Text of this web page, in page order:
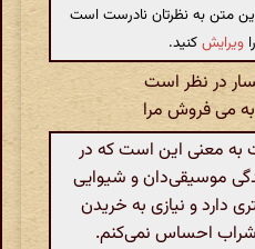
این متن به نظرتان نادرست است
ویرایشکنید.
در نظر است
می فروش مرا
معنی این است که در
موسیقی‌دان و شیوایی
دارد و نیازی به خریدن
شراب احساس نمی‌کنم.